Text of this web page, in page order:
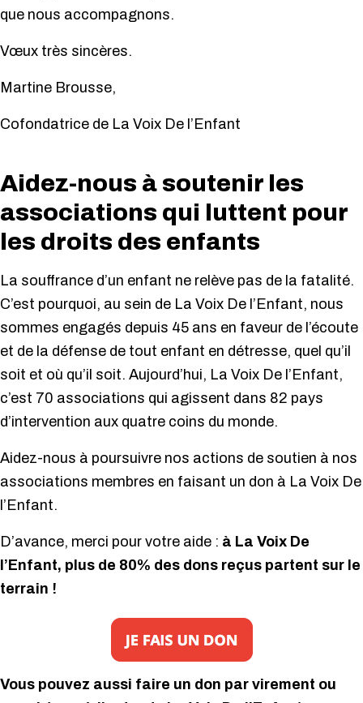
que nous accompagnons.
Vœux très sincères.
Martine Brousse,
Cofondatrice de La Voix De l’Enfant
Aidez-nous à soutenir les
associations qui luttent pour
les droits des enfants
La souffrance d’un enfant ne relève pas de la fatalité.
C’est pourquoi, au sein de La Voix De l’Enfant, nous
sommes engagés depuis 45 ans en faveur de l’écoute
et de la défense de tout enfant en détresse, quel qu’il
soit et où qu’il soit. Aujourd’hui, La Voix De l’Enfant,
c’est 70 associations qui agissent dans 82 pays
d’intervention aux quatre coins du monde.
Aidez-nous à poursuivre nos actions de soutien à nos
associations membres en faisant un don à La Voix De
l’Enfant.
D’avance, merci pour votre aide : à La Voix De
l’Enfant, plus de 80% des dons reçus partent sur le
terrain !
Vous pouvez aussi faire un don par virement ou